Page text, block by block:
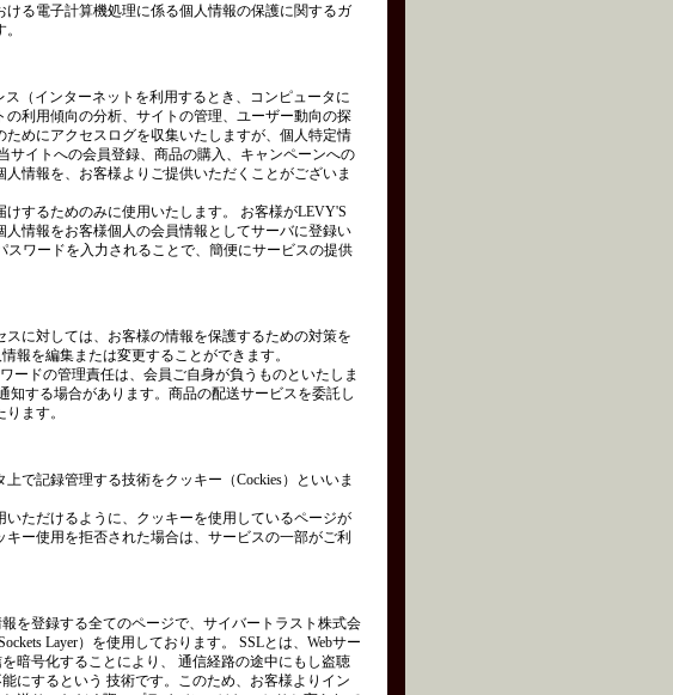
る電子計算機処理に係る個人情報の保護に関するガ
（インターネットを利用するとき、コンピュータに
利用傾向の分析、サイトの管理、ユーザー動向の探
めにアクセスログを収集いたしますが、個人特定情
イトへの会員登録、商品の購入、キャンペーンへの
情報を、お客様よりご提供いただくことがございま
するためのみに使用いたします。 お客様がLEVY'S
情報をお客様個人の会員情報としてサーバに登録い
ワードを入力されることで、簡便にサービスの提供
に対しては、お客様の情報を保護するための対策を
報を編集または変更することができます。
ードの管理責任は、会員ご自身が負うものといたしま
する場合があります。商品の配送サービスを委託し
ます。
で記録管理する技術をクッキー（Cockies）といいま
ただけるように、クッキーを使用しているページが
ー使用を拒否された場合は、サービスの一部がご利
を登録する全てのページで、サイバートラスト株式会
Layer）を使用しております。 SSLとは、Webサー
暗号化することにより、 通信経路の途中にもし盗聴
にするという 技術です。このため、お客様よりイン